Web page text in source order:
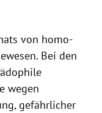
von homo-
Bei den
wegen
gefährlicher